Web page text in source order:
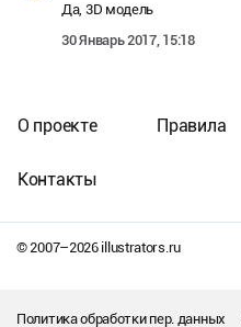
Да, 3D модель
30 Январь 2017, 15:18
© 2007–2026illustrators.ru
О проекте Правила
Контакты
Политика обработки пер. данных